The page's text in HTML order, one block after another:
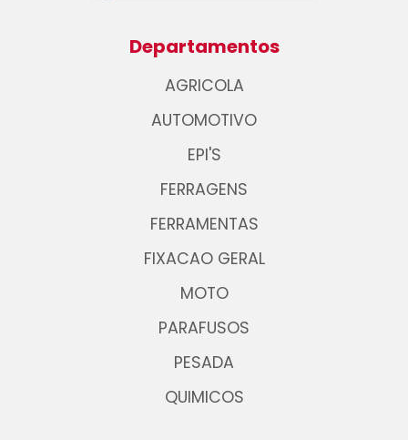
Departamentos
AGRICOLA
AUTOMOTIVO
EPI'S
FERRAGENS
FERRAMENTAS
FIXACAO GERAL
MOTO
PARAFUSOS
PESADA
QUIMICOS